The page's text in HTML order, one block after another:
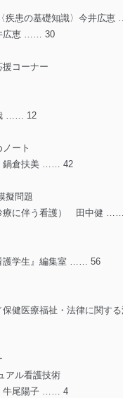
患の基礎知識〉今井広
広恵 …… 30
コーナー
…… 12
ート
倉扶美 …… 42
擬問題
療に伴う看護） 田中健
学生』編集室 …… 56
健医療福祉・法律に関す
アル看護技術
尾陽子 …… 4